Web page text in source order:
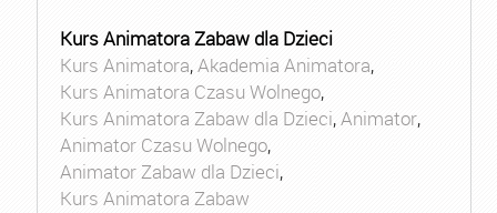
Kurs Animatora Zabaw dla Dzieci
Kurs Animatora,Akademia Animatora,
Kurs Animatora Czasu Wolnego,
Kurs Animatora Zabaw dla Dzieci,Animator,
Animator Czasu Wolnego,
Animator Zabaw dla Dzieci,
Kurs Animatora Zabaw